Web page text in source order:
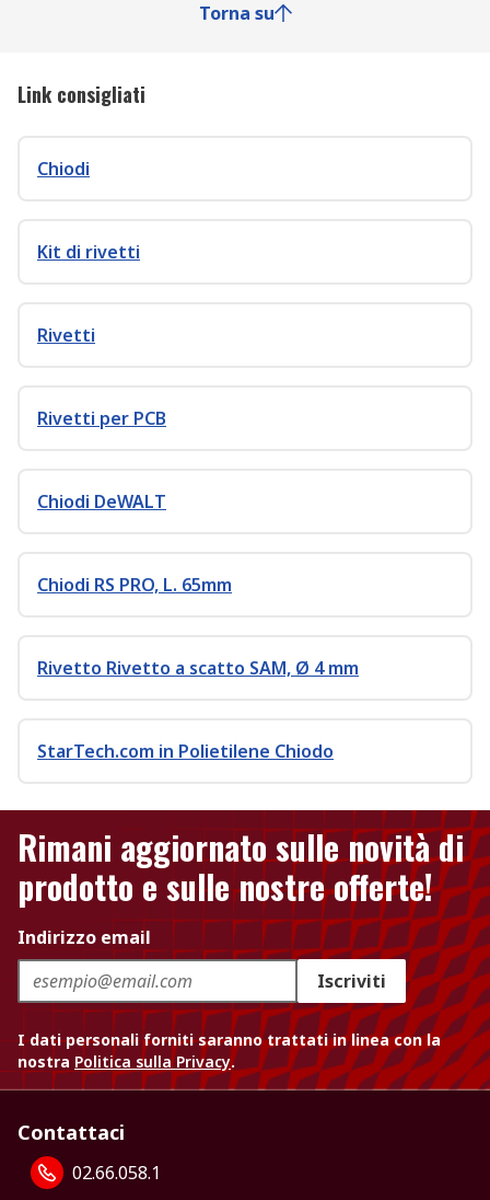
Torna su
Link consigliati
Chiodi
Kit di rivetti
Rivetti
Rivetti per PCB
Chiodi DeWALT
Chiodi RS PRO, L. 65mm
Rivetto Rivetto a scatto SAM, Ø 4 mm
StarTech.com in Polietilene Chiodo
Rimani aggiornato sulle novità di
prodotto e sulle nostre offerte!
Indirizzo email
Iscriviti
I dati personali forniti saranno trattati in linea con la
nostra Politica sulla Privacy.
Contattaci
02.66.058.1